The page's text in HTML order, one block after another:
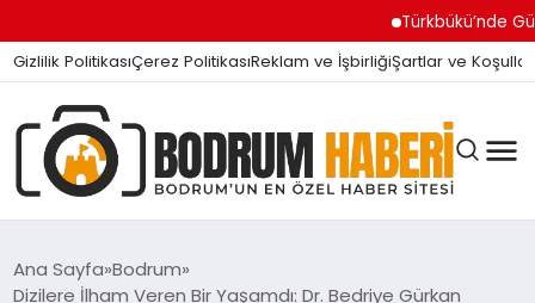
Türkbükü’nde Gündem
Gizlilik PolitikasıÇerez PolitikasıReklam ve İşbirliğiŞartlar ve Koşullar
Ana Sayfa Bodrum
Dizilere İlham Veren Bir Yaşamdı: Dr. Bedriye Gürkan